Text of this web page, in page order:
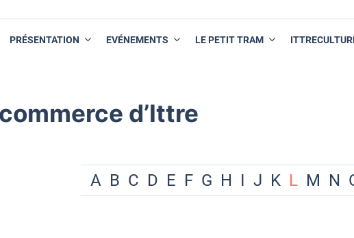
PRÉSENTATION EVÉNEMENTS LE PETIT TRAM
d’Ittre
A B C D E F G H I J K L M N